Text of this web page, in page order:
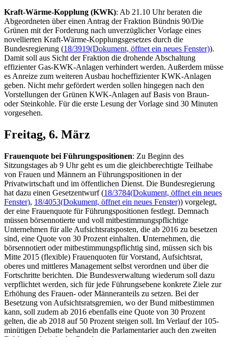
Kraft-Wärme-Kopplung (KWK): Ab 21.10 Uhr beraten die
Abgeordneten über einen Antrag der Fraktion Bündnis 90/Die
Grünen mit der Forderung nach unverzüglicher Vorlage eines
novellierten Kraft-Wärme-Kopplungsgesetzes durch die
Bundesregierung (18/3919(Dokument, öffnet ein neues Fenster)).
Damit soll aus Sicht der Fraktion die drohende Abschaltung
effizienter Gas-KWK-Anlagen verhindert werden. Außerdem müsse
es Anreize zum weiteren Ausbau hocheffizienter KWK-Anlagen
geben. Nicht mehr gefördert werden sollen hingegen nach den
Vorstellungen der Grünen KWK-Anlagen auf Basis von Braun-
oder Steinkohle. Für die erste Lesung der Vorlage sind 30 Minuten
vorgesehen.
Freitag, 6. März
Frauenquote bei Führungspositionen: Zu Beginn des
Sitzungstages ab 9 Uhr geht es um die gleichberechtigte Teilhabe
von Frauen und Männern an Führungspositionen in der
Privatwirtschaft und im öffentlichen Dienst. Die Bundesregierung
hat dazu einen Gesetzentwurf (18/3784(Dokument, öffnet ein neues
Fenster), 18/4053(Dokument, öffnet ein neues Fenster)) vorgelegt,
der eine Frauenquote für Führungspositionen festlegt. Demnach
müssen börsennotierte und voll mitbestimmungspflichtige
Unternehmen für alle Aufsichtsratsposten, die ab 2016 zu besetzen
sind, eine Quote von 30 Prozent einhalten. Unternehmen, die
börsennotiert oder mitbestimmungspflichtig sind, müssen sich bis
Mitte 2015 (flexible) Frauenquoten für Vorstand, Aufsichtsrat,
oberes und mittleres Management selbst verordnen und über die
Fortschritte berichten. Die Bundesverwaltung wiederum soll dazu
verpflichtet werden, sich für jede Führungsebene konkrete Ziele zur
Erhöhung des Frauen- oder Männeranteils zu setzen. Bei der
Besetzung von Aufsichtsratsgremien, wo der Bund mitbestimmen
kann, soll zudem ab 2016 ebenfalls eine Quote von 30 Prozent
gelten, die ab 2018 auf 50 Prozent steigen soll. Im Verlauf der 105-
minütigen Debatte behandeln die Parlamentarier auch den zweiten